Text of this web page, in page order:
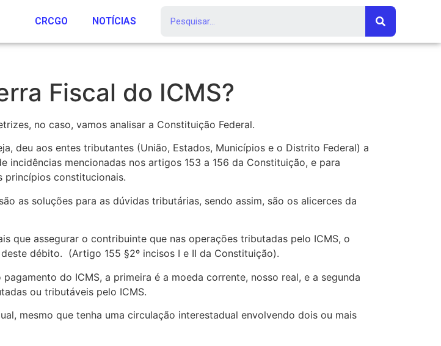
CRCGO NOTÍCIAS
Fiscal do ICMS?
no caso, vamos analisar a Constituição Federal.
deu aos entes tributantes (União, Estados, Municípios e o Distrito Federal) a
mencionadas nos artigos 153 a 156 da Constituição, e para
constitucionais.
as soluções para as dúvidas tributárias, sendo assim, são os alicerces da
que assegurar o contribuinte que nas operações tributadas pelo ICMS, o
débito. (Artigo 155 §2º incisos I e II da Constituição).
do ICMS, a primeira é a moeda corrente, nosso real, e a segunda
ou tributáveis pelo ICMS.
mesmo que tenha uma circulação interestadual envolvendo dois ou mais